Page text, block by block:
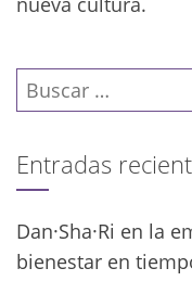
Buscar:
Entradas
Dan·Sha·Ri en la
bienestar en